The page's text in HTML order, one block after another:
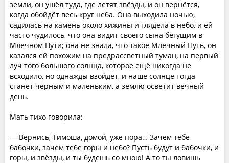
земли, он ушёл туда, где летят звёзды, и он вернётся,
когда обойдёт весь круг неба. Она выходила ночью,
садилась на камень около хижины и глядела в небо, и ей
часто чудилось, что она видит своего сына бегущим в
Млечном Пути; она не знала, что такое Млечный Путь, он
казался ей похожим на предрассветный туман, на первый
луч того большого солнца, которое ещё никогда не
всходило, но однажды взойдёт, и наше солнце тогда
станет чёрным и маленьким, а землю осветит вечный
день.
Мать тихо говорила:
— Вернись, Тимоша, домой, уже пора… Зачем тебе
бабочки, зачем тебе горы и небо? Пусть будут и бабочки, и
горы, и звёзды, и ты будешь со мною! А то ты ловишь